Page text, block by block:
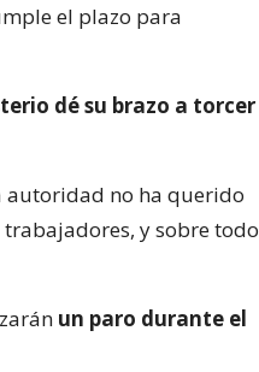
el plazo para
dé su brazo a torcer
autoridad no ha querido
y sobre todo
un paro durante el